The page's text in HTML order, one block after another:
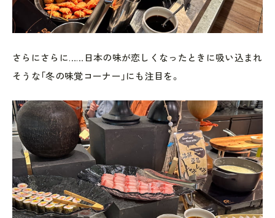
さらにさらに……日本の味が恋しくなったときに吸い込まれ
そうな「冬の味覚コーナー」にも注目を。